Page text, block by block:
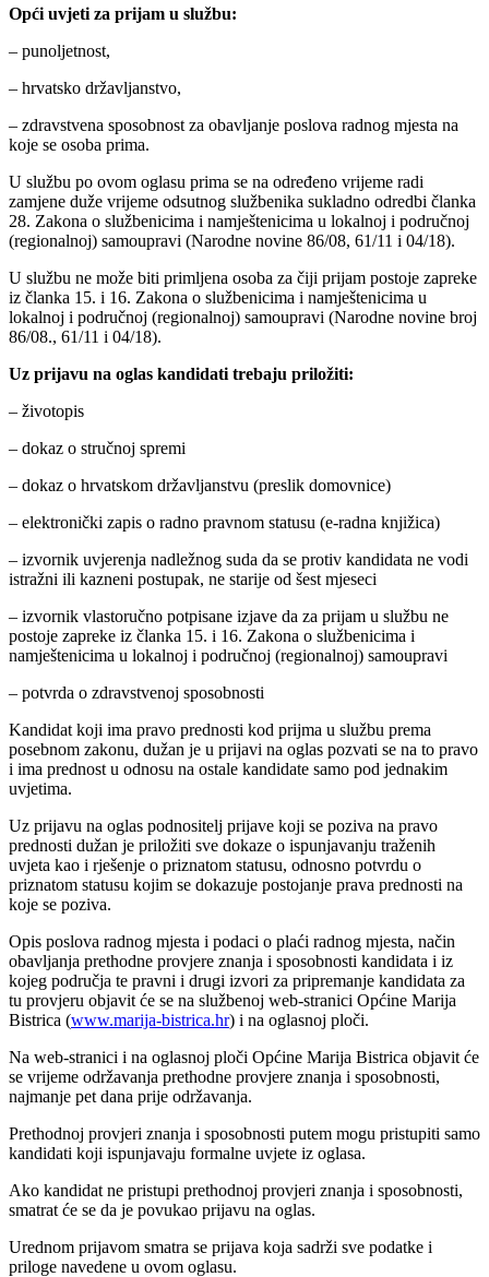
Opći uvjeti za prijam u službu:
– punoljetnost,
– hrvatsko državljanstvo,
– zdravstvena sposobnost za obavljanje poslova radnog mjesta na
koje se osoba prima.
U službu po ovom oglasu prima se na određeno vrijeme radi
zamjene duže vrijeme odsutnog službenika sukladno odredbi članka
28. Zakona o službenicima i namještenicima u lokalnoj i područnoj
(regionalnoj) samoupravi (Narodne novine 86/08, 61/11 i 04/18).
U službu ne može biti primljena osoba za čiji prijam postoje zapreke
iz članka 15. i 16. Zakona o službenicima i namještenicima u
lokalnoj i područnoj (regionalnoj) samoupravi (Narodne novine broj
86/08., 61/11 i 04/18).
Uz prijavu na oglas kandidati trebaju priložiti:
– životopis
– dokaz o stručnoj spremi
– dokaz o hrvatskom državljanstvu (preslik domovnice)
– elektronički zapis o radno pravnom statusu (e-radna knjižica)
– izvornik uvjerenja nadležnog suda da se protiv kandidata ne vodi
istražni ili kazneni postupak, ne starije od šest mjeseci
– izvornik vlastoručno potpisane izjave da za prijam u službu ne
postoje zapreke iz članka 15. i 16. Zakona o službenicima i
namještenicima u lokalnoj i područnoj (regionalnoj) samoupravi
– potvrda o zdravstvenoj sposobnosti
Kandidat koji ima pravo prednosti kod prijma u službu prema
posebnom zakonu, dužan je u prijavi na oglas pozvati se na to pravo
i ima prednost u odnosu na ostale kandidate samo pod jednakim
uvjetima.
Uz prijavu na oglas podnositelj prijave koji se poziva na pravo
prednosti dužan je priložiti sve dokaze o ispunjavanju traženih
uvjeta kao i rješenje o priznatom statusu, odnosno potvrdu o
priznatom statusu kojim se dokazuje postojanje prava prednosti na
koje se poziva.
Opis poslova radnog mjesta i podaci o plaći radnog mjesta, način
obavljanja prethodne provjere znanja i sposobnosti kandidata i iz
kojeg područja te pravni i drugi izvori za pripremanje kandidata za
tu provjeru objavit će se na službenoj web-stranici Općine Marija
Bistrica (www.marija-bistrica.hr) i na oglasnoj ploči.
Na web-stranici i na oglasnoj ploči Općine Marija Bistrica objavit će
se vrijeme održavanja prethodne provjere znanja i sposobnosti,
najmanje pet dana prije održavanja.
Prethodnoj provjeri znanja i sposobnosti putem mogu pristupiti samo
kandidati koji ispunjavaju formalne uvjete iz oglasa.
Ako kandidat ne pristupi prethodnoj provjeri znanja i sposobnosti,
smatrat će se da je povukao prijavu na oglas.
Urednom prijavom smatra se prijava koja sadrži sve podatke i
priloge navedene u ovom oglasu.